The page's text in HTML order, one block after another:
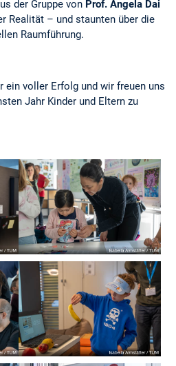
der Gruppe von Prof. Angela Dai
Realität – und staunten über die
Raumführung.
ein voller Erfolg und wir freuen uns
Jahr Kinder und Eltern zu